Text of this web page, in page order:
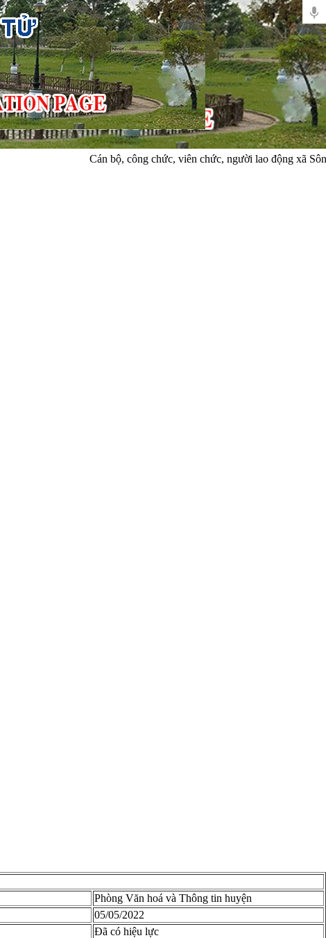
Cán bộ, công chức, viên chức, người lao động xã Sông
Phòng Văn hoá và Thông tin huyện
05/05/2022
Đã có hiệu lực